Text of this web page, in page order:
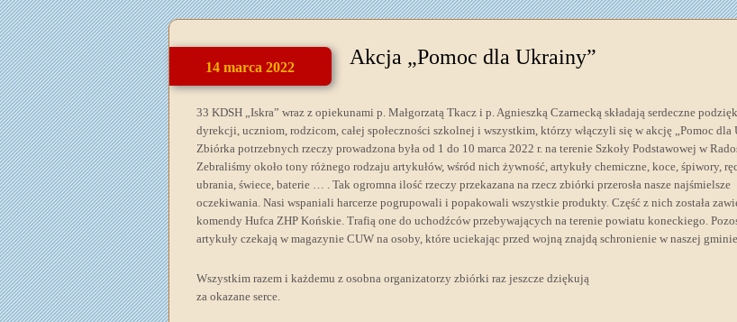
14 marca 2022 Akcja „Pomoc dla Ukrainy”
33 KDSH „Iskra” wraz z opiekunami p. Małgorzatą Tkacz i p. Agnieszką Czarnecką składają serdeczne
dyrekcji, uczniom, rodzicom, całej społeczności szkolnej i wszystkim, którzy włączyli się w akcję „Pomoc dla
Zbiórka potrzebnych rzeczy prowadzona była od 1 do 10 marca 2022 r. na terenie Szkoły Podstawowej w
Zebraliśmy około tony różnego rodzaju artykułów, wśród nich żywność, artykuły chemiczne, koce, śpiwory,
ubrania, świece, baterie … . Tak ogromna ilość rzeczy przekazana na rzecz zbiórki przerosła nasze najśmielsze
oczekiwania. Nasi wspaniali harcerze pogrupowali i popakowali wszystkie produkty. Część z nich została
komendy Hufca ZHP Końskie. Trafią one do uchodźców przebywających na terenie powiatu koneckiego.
artykuły czekają w magazynie CUW na osoby, które uciekając przed wojną znajdą schronienie w naszej
Wszystkim razem i każdemu z osobna organizatorzy zbiórki raz jeszcze dziękują
za okazane serce.